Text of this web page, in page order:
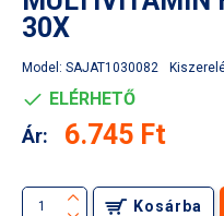
30X
Model: SAJAT1030082
ELÉRHETŐ
Ár: 6.745 Ft
Kosárba